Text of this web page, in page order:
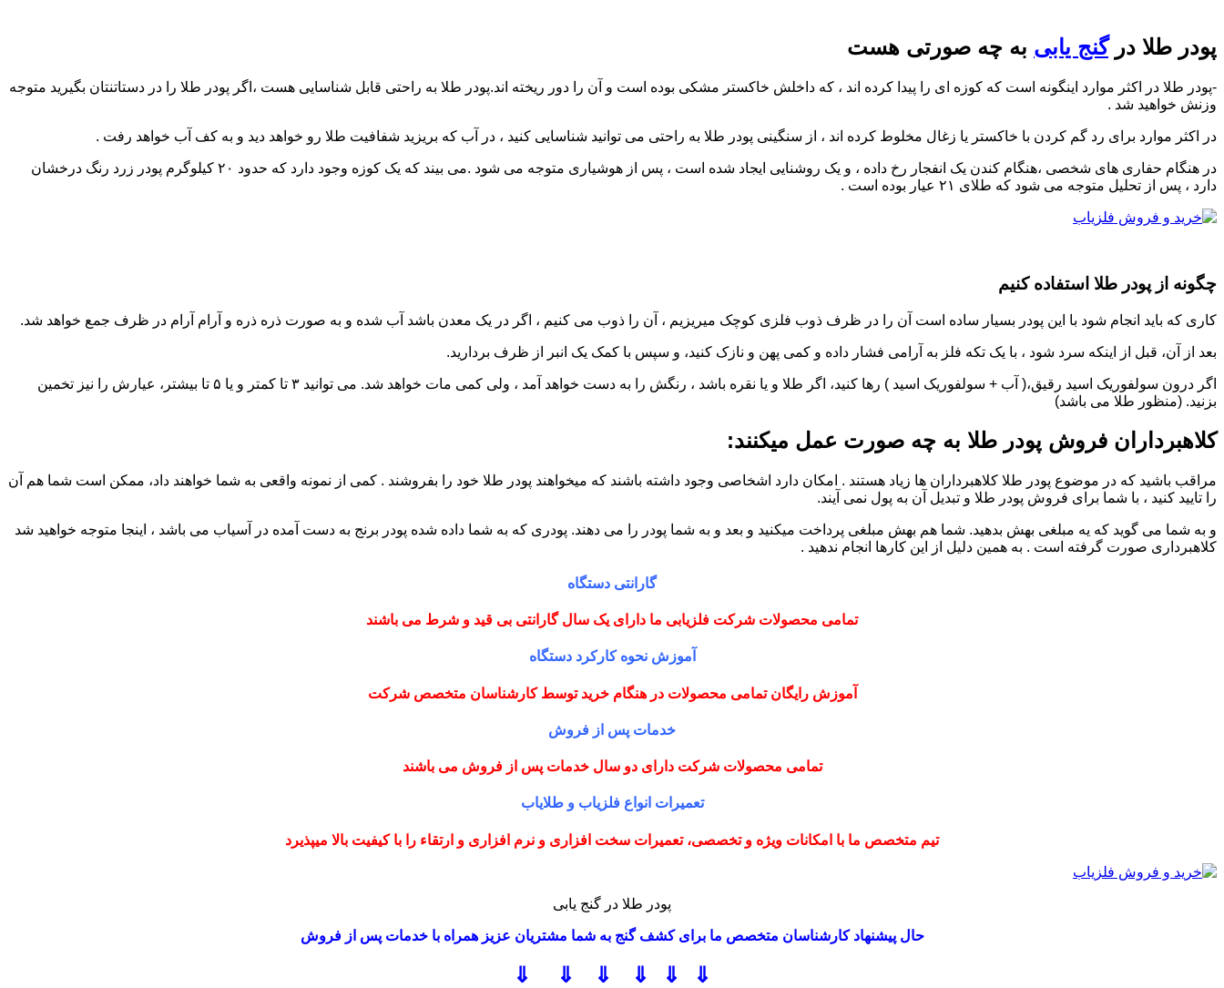
پودر طلا درگنج یابی به چه صورتی هست
-پودر طلا در اکثر موارد اینگونه است که کوزه ای را پیدا کرده اند ، که داخلش خاکستر مشکی بوده است و آن را دور ریخته اند.پودر طلا به راحتی قابل شناسایی هست ،اگر پودر طلا را در دستاتنتان بگیرید متوجه
وزنش خواهید شد .
در اکثر موارد برای رد گم کردن با خاکستر یا زغال مخلوط کرده اند ، از سنگینی پودر طلا به راحتی می توانید شناسایی کنید ، در آب که بریزید شفافیت طلا رو خواهد دید و به کف آب خواهد رفت .
در هنگام حفاری های شخصی ،هنگام کندن یک انفجار رخ داده ، و یک روشنایی ایجاد شده است ، پس از هوشیاری متوجه می شود .می بیند که یک کوزه وجود دارد که حدود ۲۰ کیلوگرم پودر زرد رنگ درخشان
دارد ، پس از تحلیل متوجه می شود که طلای ۲۱ عیار بوده است .
چگونه از پودر طلا استفاده کنیم
کاری که باید انجام شود با این پودر بسیار ساده است آن را در ظرف ذوب فلزی کوچک میریزیم ، آن را ذوب می کنیم ، اگر در یک معدن باشد آب شده و به صورت ذره ذره و آرام آرام در ظرف جمع خواهد شد.
بعد از آن، قبل از اینکه سرد شود ، با یک تکه فلز به آرامی فشار داده و کمی پهن و نازک کنید، و سپس با کمک یک انبر از ظرف بردارید.
اگر درون سولفوریک اسید رقیق،( آب + سولفوریک اسید ) رها کنید، اگر طلا و یا نقره باشد ، رنگش را به دست خواهد آمد ، ولی کمی مات خواهد شد. می توانید ۳ تا کمتر و یا ۵ تا بیشتر، عیارش را نیز تخمین
بزنید. (منظور طلا می باشد)
کلاهبرداران فروش پودر طلا به چه صورت عمل میکنند:
مراقب باشید که در موضوع پودر طلا کلاهبرداران ها زیاد هستند . امکان دارد اشخاصی وجود داشته باشند که میخواهند پودر طلا خود را بفروشند . کمی از نمونه واقعی به شما خواهند داد، ممکن است شما هم آن
را تایید کنید ، با شما برای فروش پودر طلا و تبدیل آن به پول نمی آیند.
و به شما می گوید که یه مبلغی بهش بدهید. شما هم بهش مبلغی پرداخت میکنید و بعد و به شما پودر را می دهند. پودری که به شما داده شده پودر برنج به دست آمده در آسیاب می باشد ، اینجا متوجه خواهید شد
کلاهبرداری صورت گرفته است . به همین دلیل از این کارها انجام ندهید .
گارانتی دستگاه
تمامی محصولات شرکت فلزیابی ما دارای یک سال گارانتی بی قید و شرط می باشند
آموزش نحوه کارکرد دستگاه
آموزش رایگان تمامی محصولات در هنگام خرید توسط کارشناسان متخصص شرکت
خدمات پس از فروش
تمامی محصولات شرکت دارای دو سال خدمات پس از فروش می باشند
تعمیرات انواع فلزیاب و طلایاب
تیم متخصص ما با امکانات ویژه و تخصصی، تعمیرات سخت افزاری و نرم افزاری و ارتقاء را با کیفیت بالا میپذیرد
پودر طلا در گنج یابی
حال پیشنهاد کارشناسان متخصص ما برای کشف گنج به شما مشتریان عزیز همراه با خدمات پس از فروش
⇓ ⇓ ⇓ ⇓ ⇓ ⇓